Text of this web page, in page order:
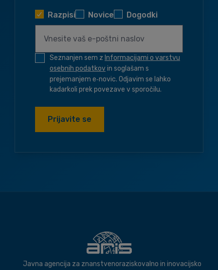
Razpisi Novice Dogodki
Seznanjen sem z Informacijami o varstvu
osebnih podatkovin soglašam s
prejemanjem e‑novic. Odjavim se lahko
kadarkoli prek povezave v sporočilu.
Prijavite se
Javna agencija za znanstvenoraziskovalno in inovacijsko